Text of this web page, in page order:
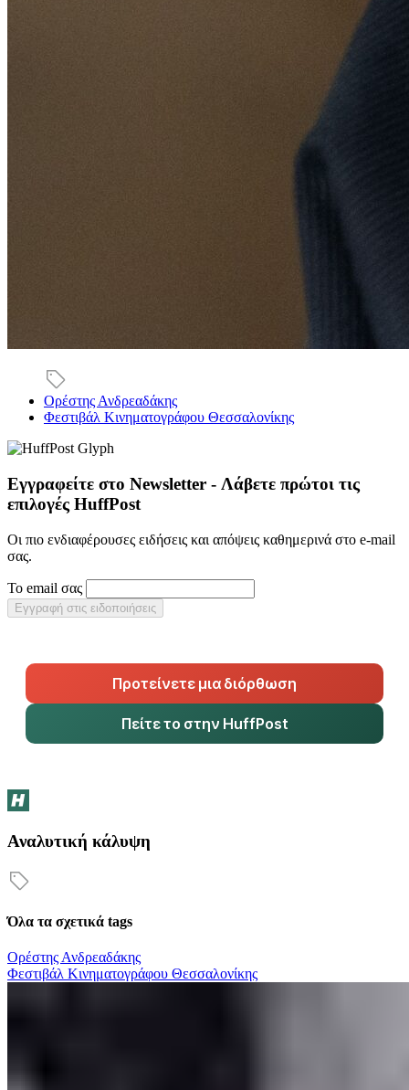
Ορέστης Ανδρεαδάκης
Φεστιβάλ Κινηματογράφου Θεσσαλονίκης
Εγγραφείτε στο Newsletter - Λάβετε πρώτοι τις
επιλογές HuffPost
Οι πιο ενδιαφέρουσες ειδήσεις και απόψεις καθημερινά στο e-mail
σας.
Το email σας
Εγγραφή στις ειδοποιήσεις
Προτείνετε μια διόρθωση
Πείτε το στην HuffPost
Αναλυτική κάλυψη
Όλα τα σχετικά tags
Ορέστης Ανδρεαδάκης
Φεστιβάλ Κινηματογράφου Θεσσαλονίκης